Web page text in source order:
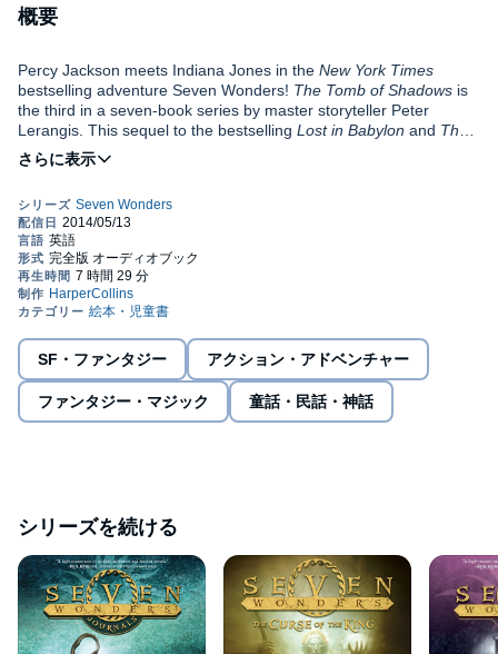
概要
Percy Jackson meets Indiana Jones in the New York Times
bestselling adventure Seven Wonders! The Tomb of Shadows is
the third in a seven-book series by master storyteller Peter
Lerangis. This sequel to the bestselling Lost in Babylon and The
Colossus Rises
his friends in a life-or-death race to the Mausoleum at
they have to face down their own demons and engage in an epic
battle with foes long gone. But when promises are broken, blood
is spilled—and the Select are left with no choice but to destroy the
one thing that might have saved them all.
Wonders Book 1: The Colossus Rises
modern adventure and ancient secrets. Young readers will love
this story. I can't wait to see what's next in the Seven Wonders
series!"
SF・ファンタジー アクション・アドベンチャー
ファンタジー・マジック 童話・民話・神話
シリーズを続ける